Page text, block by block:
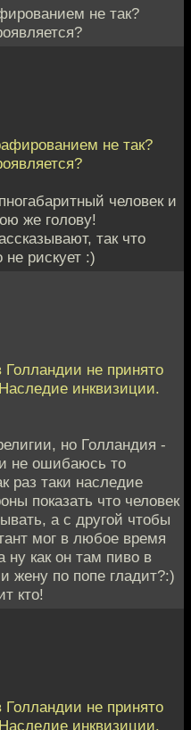
не так?
не так?
человек и
же голову!
так что
не рискует :)
Голландии не принято
инквизиции.
но Голландия -
не ошибаюсь то
раз таки наследие
показать что человек
а с другой чтобы
мог в любое время
ну как он там пиво в
жену по попе гладит?:)
кто!
Голландии не принято
инквизиции.